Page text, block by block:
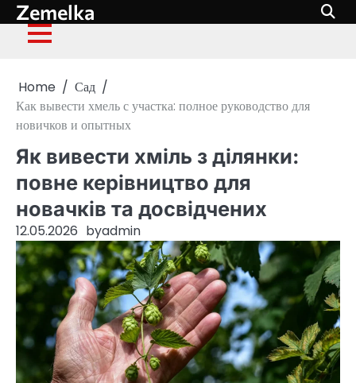
Skip
to
content
Zemelka
Home
Сад
Как вывести хмель с участка: полное руководство для
новичков и опытных
Як вивести хміль з ділянки:
повне керівництво для
новачків та досвідчених
12.05.2026 byadmin